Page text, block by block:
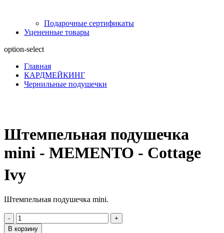
Подарочные сертификаты
Уцененные товары
option-select
Главная
КАРДМЕЙКИНГ
Чернильные подушечки
Штемпельная подушечка
mini - MEMENTO - Cottage
Ivy
Штемпельная подушечка mini.
-
+
В корзину